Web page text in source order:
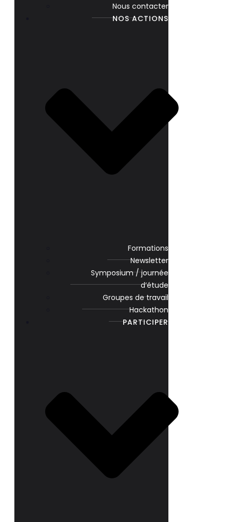
Nous contacter
NOS ACTIONS
Formations
Newsletter
Symposium / journée
d’étude
Groupes de travail
Hackathon
PARTICIPER